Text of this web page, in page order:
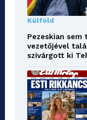
Külföld
Pezeskian
vezetőjével
szivárgott ki